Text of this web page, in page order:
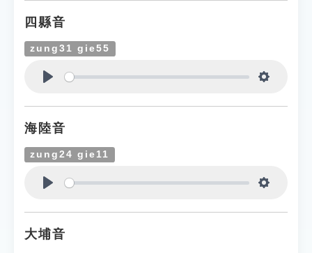
四縣音
zung31 gie55
海陸音
zung24 gie11
大埔音